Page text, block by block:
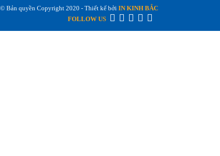
© Bản quyền Copyright 2020 - Thiết kế bởi IN KINH BẮC
FOLLOW US